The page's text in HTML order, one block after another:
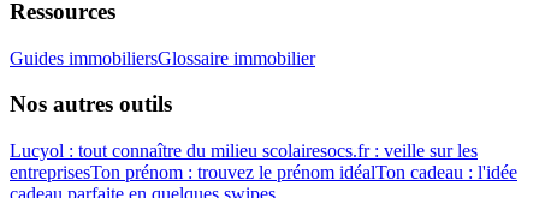
Ressources
Guides immobiliersGlossaire immobilier
Nos autres outils
Lucyol : tout connaître du milieu scolairesocs.fr : veille sur les
entreprisesTon prénom : trouvez le prénom idéalTon cadeau : l'idée
cadeau parfaite en quelques swipes